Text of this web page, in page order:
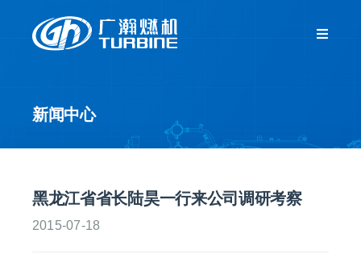
Toggle
新闻中心
黑龙江省省长陆昊一行来公司调研考察
2015-07-18